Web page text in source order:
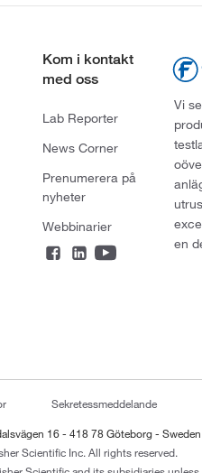
Kom i kontakt
med oss
Lab Reporter
News Corner
Prenumerera på
nyheter
Webbinarier
Vi
en
Sekretessmeddelande
16 - 418 78 Göteborg - Sweden
Scientific Inc. All rights reserved.